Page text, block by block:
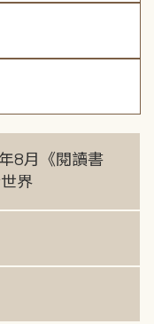
8月《閱讀書
界